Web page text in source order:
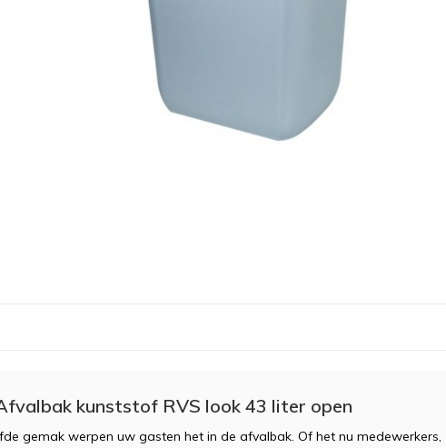
kunststof RVS look 43 liter open
gemak werpen uw gasten het in de afvalbak. Of het nu medewerkers,